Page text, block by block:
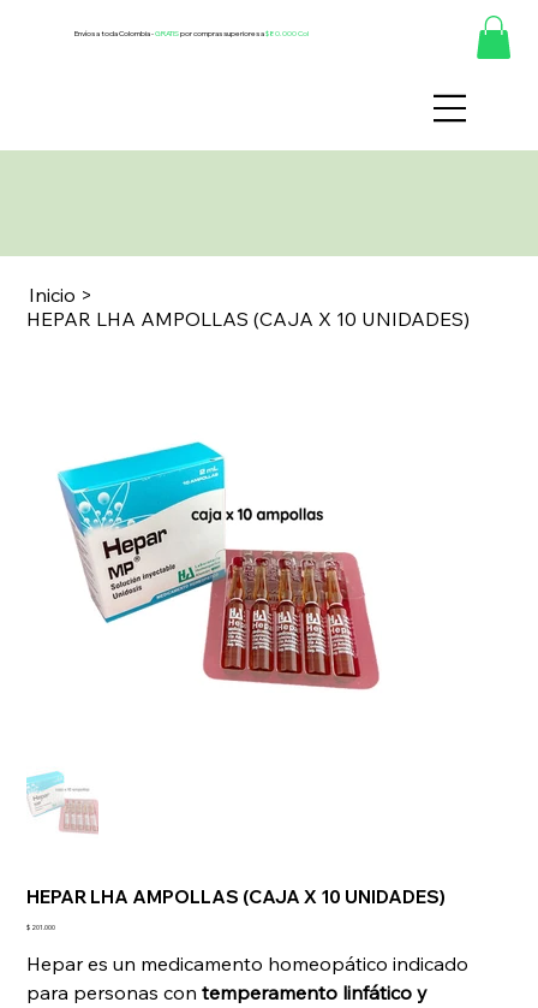
Envíos a toda Colombia -GRATISpor compras superiores a$80.000 Col
Inicio >
HEPAR LHA AMPOLLAS (CAJA X 10 UNIDADES)
HEPAR LHA AMPOLLAS (CAJA X 10 UNIDADES)
Precio
$ 201.000
Hepar es un medicamento homeopático indicado
para personas contemperamento linfático y